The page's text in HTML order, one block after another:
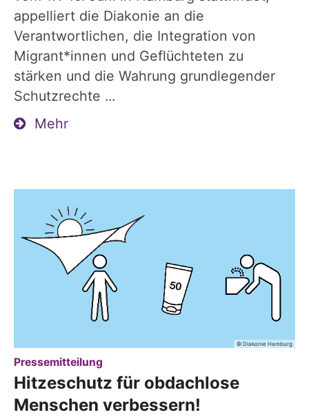
appelliert die Diakonie an die
Verantwortlichen, die Integration von
Migrant*innen und Geflüchteten zu
stärken und die Wahrung grundlegender
Schutzrechte ...
Mehr
© Diakonie Hamburg
Pressemitteilung
Hitzeschutz für obdachlose
Menschen verbessern!